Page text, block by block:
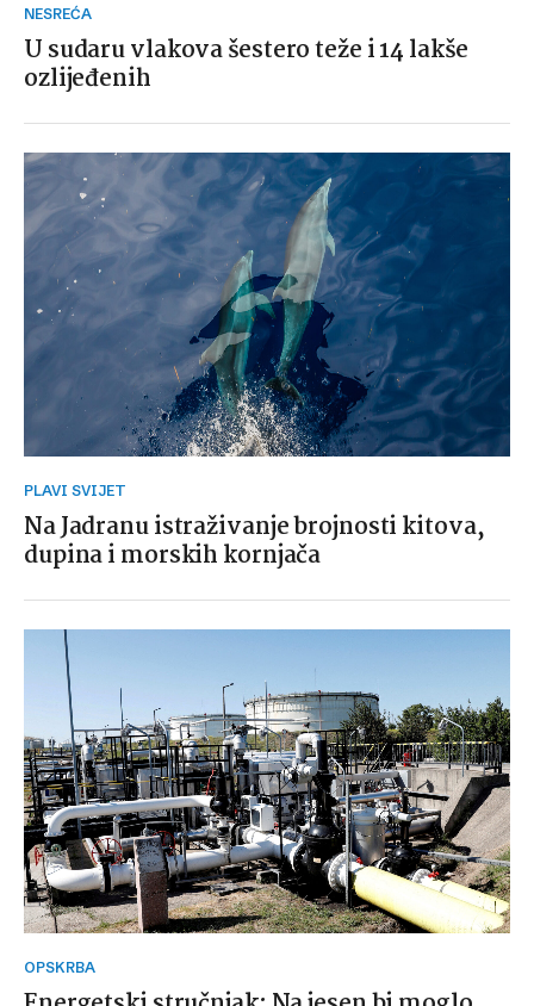
NESREĆA
U sudaru vlakova šestero teže i 14 lakše
ozlijeđenih
PLAVI SVIJET
Na Jadranu istraživanje brojnosti kitova,
dupina i morskih kornjača
OPSKRBA